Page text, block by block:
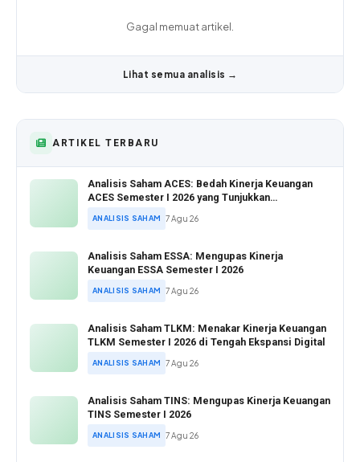
Gagal memuat artikel.
Lihat semua analisis →
ARTIKEL TERBARU
Analisis Saham ACES: Bedah Kinerja Keuangan
ACES Semester I 2026 yang Tunjukkan
ANALISIS SAHAM 7 Agu 26
Analisis Saham ESSA: Mengupas Kinerja
Keuangan ESSA Semester I 2026
ANALISIS SAHAM 7 Agu 26
Analisis Saham TLKM: Menakar Kinerja Keuangan
TLKM Semester I 2026 di Tengah Ekspansi Digital
ANALISIS SAHAM 7 Agu 26
Analisis Saham TINS: Mengupas Kinerja Keuangan
TINS Semester I 2026
ANALISIS SAHAM 7 Agu 26